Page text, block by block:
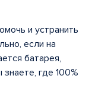
и устранить
если на
батарея,
где 100%